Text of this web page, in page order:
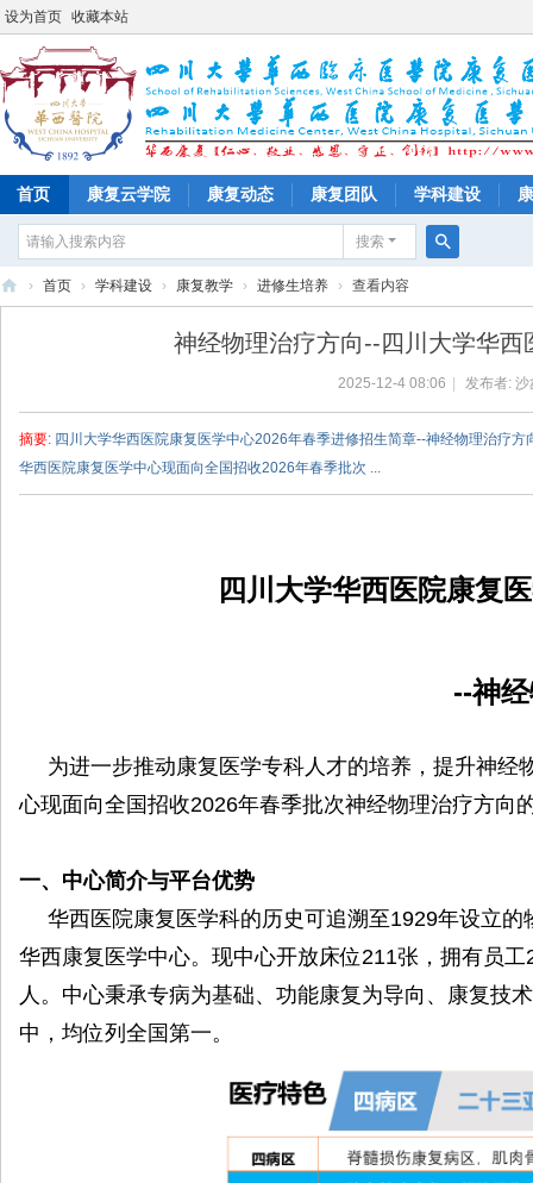
设为首页 收藏本站
首页 康复云学院 康复动态 康复团队 学科建设
搜索
索
› 首页 › 学科建设 › 康复教学 › 进修生培养 › 查看内容
神经物理治疗方向--四川大学华
2025-12-4 08:06 发布者: 沙
摘要: 四川大学华西医院康复医学中心2026年春季进修招生简章--神经物理治疗
华西医院康复医学中心现面向全国招收2026年春季批次 ...
四川大学华西医院康复
--神
为进一步推动康复医学专科人才的培养，提升神
心现面向全国招收2026年春季批次神经物理治疗方向
一、中心简介与平台优势
华西医院康复医学科的历史可追溯至1929年设立
华西康复医学中心。现中心开放床位211张，拥有员
人。中心秉承专病为基础、功能康复为导向、康复技
中，均位列全国第一。